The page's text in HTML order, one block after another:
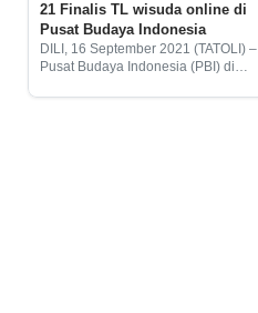
21 Finalis TL wisuda online di
Pusat Budaya Indonesia
DILI, 16 September 2021 (TATOLI) –
Pusat Budaya Indonesia (PBI) di